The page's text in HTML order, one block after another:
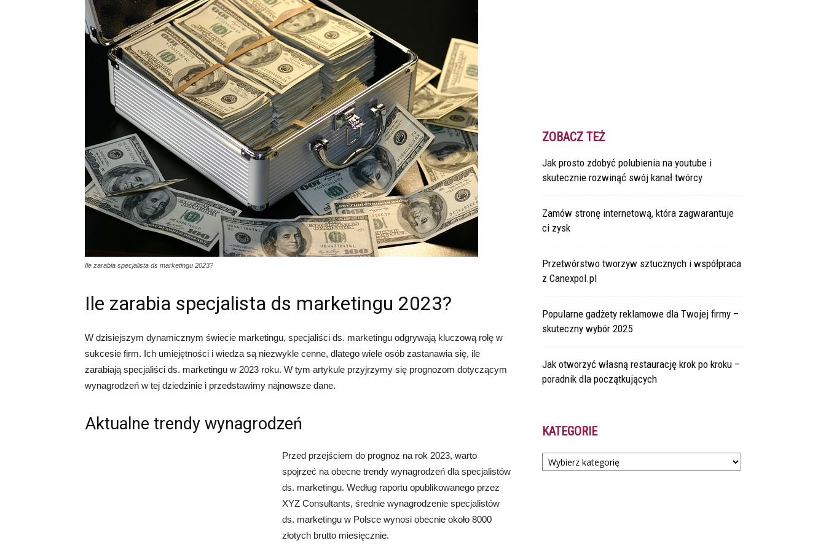
Ile zarabia specjalista ds marketingu 2023?
Ile zarabia specjalista ds marketingu 2023?
W dzisiejszym dynamicznym świecie marketingu, specjaliści ds. marketingu odgrywają kluczową rolę w
sukcesie firm. Ich umiejętności i wiedza są niezwykle cenne, dlatego wiele osób zastanawia się, ile
zarabiają specjaliści ds. marketingu w 2023 roku. W tym artykule przyjrzymy się prognozom dotyczącym
wynagrodzeń w tej dziedzinie i przedstawimy najnowsze dane.
Aktualne trendy wynagrodzeń
Przed przejściem do prognoz na rok 2023, warto
spojrzeć na obecne trendy wynagrodzeń dla specjalistów
ds. marketingu. Według raportu opublikowanego przez
XYZ Consultants, średnie wynagrodzenie specjalistów
ds. marketingu w Polsce wynosi obecnie około 8000
złotych brutto miesięcznie.
ZOBACZ TEŻ
Jak prosto zdobyć polubienia na youtube i
skutecznie rozwinąć swój kanał twórcy
Zamów stronę internetową, która zagwarantuje
ci zysk
Przetwórstwo tworzyw sztucznych i współpraca
z Canexpol.pl
Popularne gadżety reklamowe dla Twojej firmy –
skuteczny wybór 2025
Jak otworzyć własną restaurację krok po kroku –
poradnik dla początkujących
KATEGORIE
Kategorie